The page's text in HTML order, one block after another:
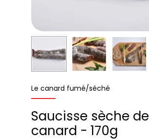
Le canard fumé/séché
Saucisse sèche de
canard - 170g